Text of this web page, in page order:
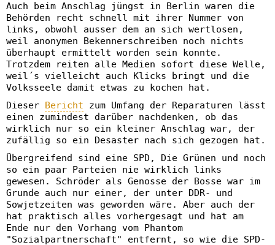
Auch beim Anschlag jüngst in Berlin waren die
Behörden recht schnell mit ihrer Nummer von
links, obwohl ausser dem an sich wertlosen,
weil anonymen Bekennerschreiben noch nichts
überhaupt ermittelt worden sein konnte.
Trotzdem reiten alle Medien sofort diese Welle,
weil´s vielleicht auch Klicks bringt und die
Volksseele damit etwas zu kochen hat.
Dieser Bericht zum Umfang der Reparaturen lässt
einen zumindest darüber nachdenken, ob das
wirklich nur so ein kleiner Anschlag war, der
zufällig so ein Desaster nach sich gezogen hat.
Übergreifend sind eine SPD, Die Grünen und noch
so ein paar Parteien nie wirklich links
gewesen. Schröder als Genosse der Bosse war im
Grunde auch nur einer, der unter DDR- und
Sowjetzeiten was geworden wäre. Aber auch der
hat praktisch alles vorhergesagt und hat am
Ende nur den Vorhang vom Phantom
"Sozialpartnerschaft" entfernt, so wie die SPD-